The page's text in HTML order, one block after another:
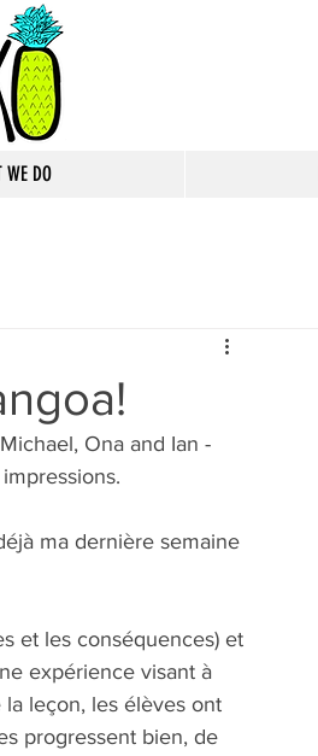
WE DO
Ona and Ian -
ma dernière semaine
et les conséquences) et
expérience visant à
leçon, les élèves ont
progressent bien, de